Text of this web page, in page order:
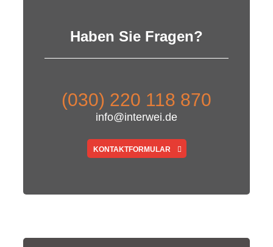
Haben Sie Fragen?
(030) 220 118 870
info@interwei.de
KONTAKTFORMULAR